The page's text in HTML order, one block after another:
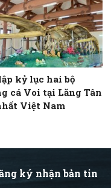
kỷ lục hai bộ
cá Voi tại Lăng Tân
Việt Nam
ký nhận bản tin